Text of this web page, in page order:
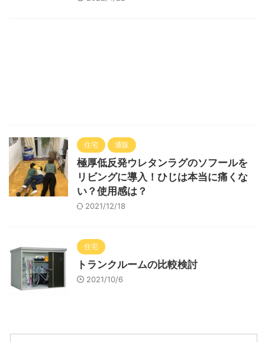
住宅 通販
極厚低反発ウレタンラグのソフールを
リビングに導入！ひじは本当に痛くな
い？使用感は？
2021/12/18
住宅
トランクルームの比較検討
2021/10/6